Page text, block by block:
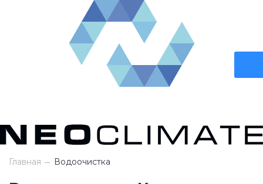
Главная Водоочистка